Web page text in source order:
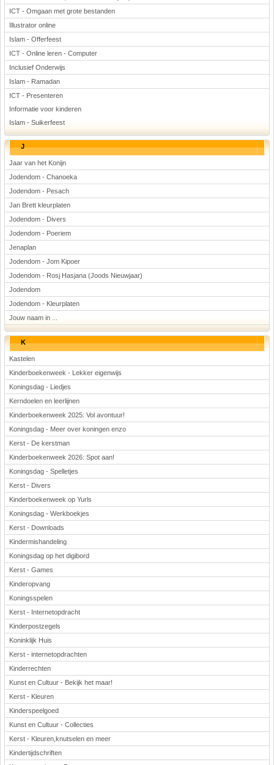
ICT - Omgaan met grote bestanden
Illustrator online
Islam - Offerfeest
ICT - Online leren - Computer
Inclusief Onderwijs
Islam - Ramadan
ICT - Presenteren
Informatie voor kinderen
Islam - Suikerfeest
J
Jaar van het Konijn
Jodendom - Chanoeka
Jodendom - Pesach
Jan Brett kleurplaten
Jodendom - Divers
Jodendom - Poeriem
Jenaplan
Jodendom - Jom Kipoer
Jodendom - Rosj Hasjana (Joods Nieuwjaar)
Jodendom
Jodendom - Kleurplaten
Jouw naam in ...
K
Kastelen
Kinderboekenweek - Lekker eigenwijs
Koningsdag - Liedjes
Kerndoelen en leerlijnen
Kinderboekenweek 2025: Vol avontuur!
Koningsdag - Meer over koningen enzo
Kerst - De kerstman
Kinderboekenweek 2026: Spot aan!
Koningsdag - Spelletjes
Kerst - Divers
Kinderboekenweek op Yurls
Koningsdag - Werkboekjes
Kerst - Downloads
Kindermishandeling
Koningsdag op het digibord
Kerst - Games
Kinderopvang
Koningsspelen
Kerst - Internetopdracht
Kinderpostzegels
Koninklijk Huis
Kerst - internetopdrachten
Kinderrechten
Kunst en Cultuur - Bekijk het maar!
Kerst - Kleuren
Kinderspeelgoed
Kunst en Cultuur - Collecties
Kerst - Kleuren,knutselen en meer
Kindertijdschriften